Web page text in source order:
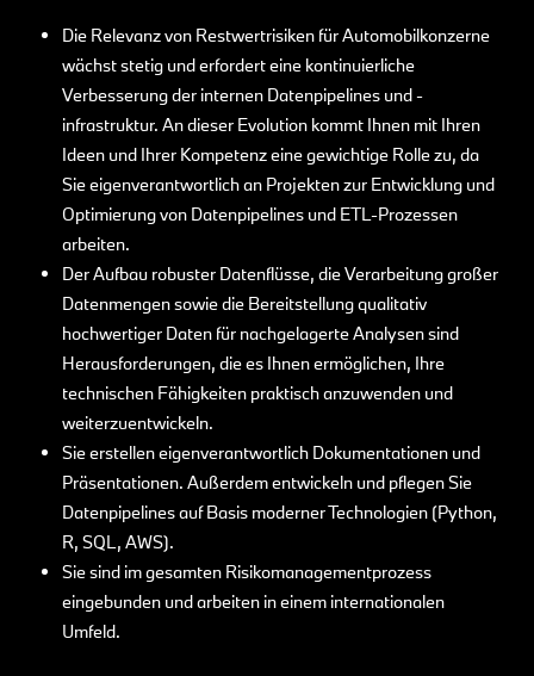
Die Relevanz von Restwertrisiken für Automobilkonzerne
wächst stetig und erfordert eine kontinuierliche
Verbesserung der internen Datenpipelines und -
infrastruktur. An dieser Evolution kommt Ihnen mit Ihren
Ideen und Ihrer Kompetenz eine gewichtige Rolle zu, da
Sie eigenverantwortlich an Projekten zur Entwicklung und
Optimierung von Datenpipelines und ETL-Prozessen
arbeiten.
Der Aufbau robuster Datenflüsse, die Verarbeitung großer
Datenmengen sowie die Bereitstellung qualitativ
hochwertiger Daten für nachgelagerte Analysen sind
Herausforderungen, die es Ihnen ermöglichen, Ihre
technischen Fähigkeiten praktisch anzuwenden und
weiterzuentwickeln.
Sie erstellen eigenverantwortlich Dokumentationen und
Präsentationen. Außerdem entwickeln und pflegen Sie
Datenpipelines auf Basis moderner Technologien (Python,
R, SQL, AWS).
Sie sind im gesamten Risikomanagementprozess
eingebunden und arbeiten in einem internationalen
Umfeld.